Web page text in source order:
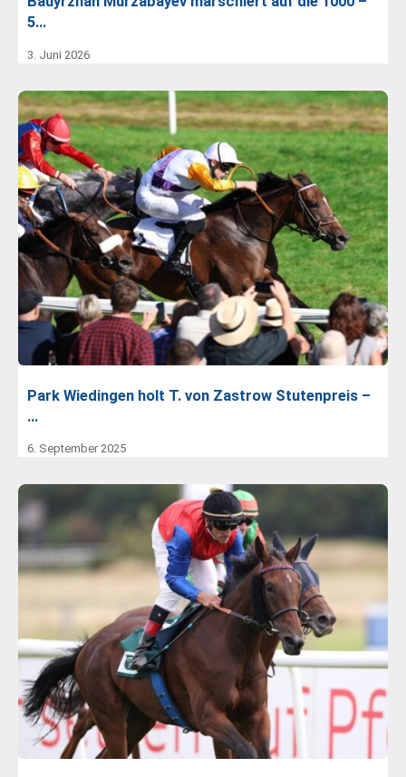
5…
3. Juni 2026
Park Wiedingen holt T. von Zastrow Stutenpreis –
…
6. September 2025